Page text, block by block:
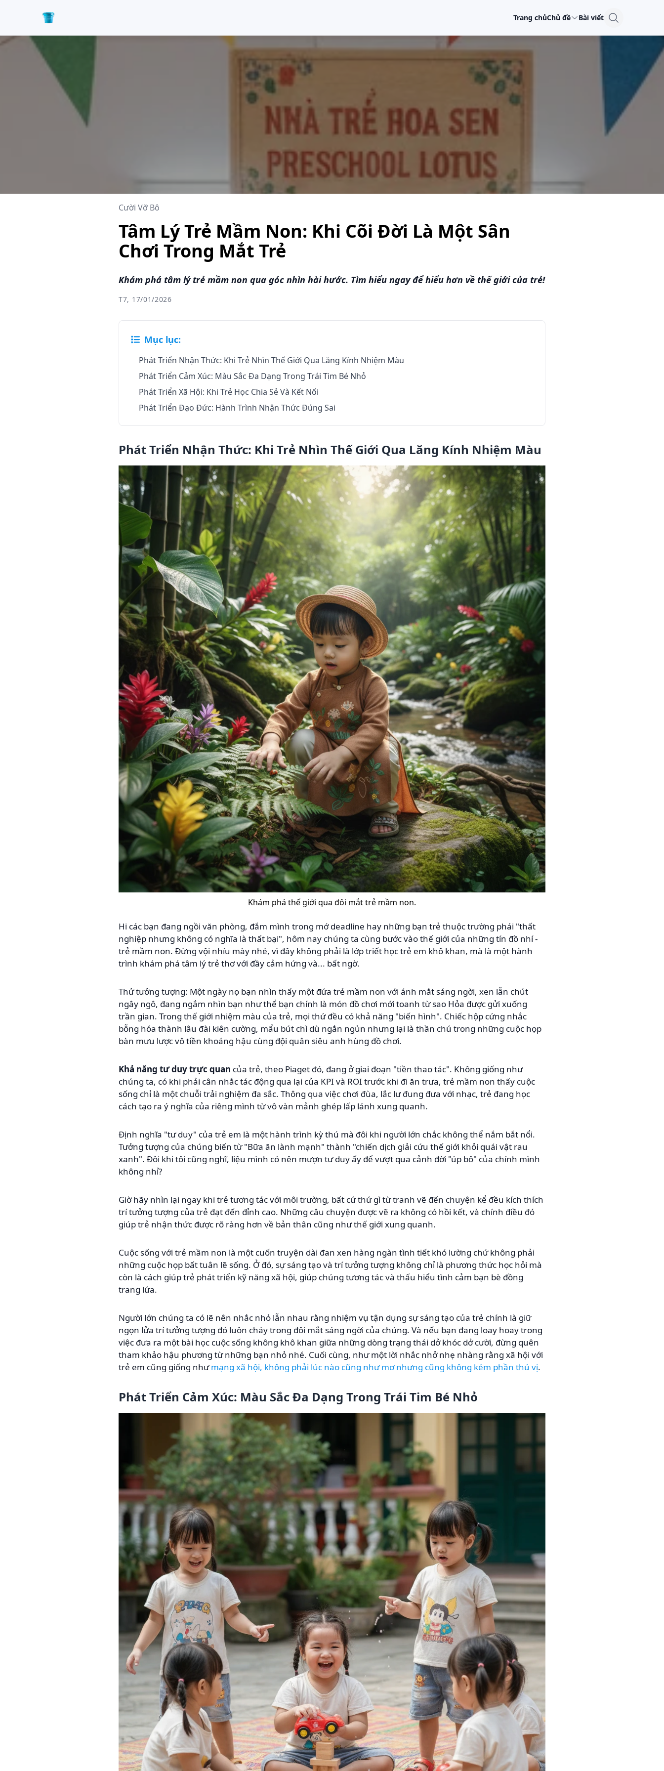
Trang chủChủ đề Bài viết
Cười Vỡ Bô
Tâm Lý Trẻ Mầm Non: Khi Cõi Đời Là Một Sân
Chơi Trong Mắt Trẻ
Khám phá tâm lý trẻ mầm non qua góc nhìn hài hước. Tìm hiểu ngay để hiểu hơn về thế giới của trẻ!
T7, 17/01/2026
Mục lục:
Phát Triển Nhận Thức: Khi Trẻ Nhìn Thế Giới Qua Lăng Kính Nhiệm Màu
Phát Triển Cảm Xúc: Màu Sắc Đa Dạng Trong Trái Tim Bé Nhỏ
Phát Triển Xã Hội: Khi Trẻ Học Chia Sẻ Và Kết Nối
Phát Triển Đạo Đức: Hành Trình Nhận Thức Đúng Sai
Phát Triển Nhận Thức: Khi Trẻ Nhìn Thế Giới Qua Lăng Kính Nhiệm Màu
Khám phá thế giới qua đôi mắt trẻ mầm non.
Hi các bạn đang ngồi văn phòng, đắm mình trong mớ deadline hay những bạn trẻ thuộc trường phái "thất
nghiệp nhưng không có nghĩa là thất bại", hôm nay chúng ta cùng bước vào thế giới của những tín đồ nhí -
trẻ mầm non. Đừng vội nhíu mày nhé, vì đây không phải là lớp triết học trẻ em khô khan, mà là một hành
trình khám phá tâm lý trẻ thơ với đầy cảm hứng và... bất ngờ.
Thử tưởng tượng: Một ngày nọ bạn nhìn thấy một đứa trẻ mầm non với ánh mắt sáng ngời, xen lẫn chút
ngây ngô, đang ngắm nhìn bạn như thể bạn chính là món đồ chơi mới toanh từ sao Hỏa được gửi xuống
trần gian. Trong thế giới nhiệm màu của trẻ, mọi thứ đều có khả năng "biến hình". Chiếc hộp cứng nhắc
bỗng hóa thành lâu đài kiên cường, mẩu bút chì dù ngắn ngủn nhưng lại là thần chú trong những cuộc họp
bàn mưu lược vô tiền khoáng hậu cùng đội quân siêu anh hùng đồ chơi.
Khả năng tư duy trực quan của trẻ, theo Piaget đó, đang ở giai đoạn "tiền thao tác". Không giống như
chúng ta, có khi phải cân nhắc tác động qua lại của KPI và ROI trước khi đi ăn trưa, trẻ mầm non thấy cuộc
sống chỉ là một chuỗi trải nghiệm đa sắc. Thông qua việc chơi đùa, lắc lư đung đưa với nhạc, trẻ đang học
cách tạo ra ý nghĩa của riêng mình từ vô vàn mảnh ghép lấp lánh xung quanh.
Định nghĩa "tư duy" của trẻ em là một hành trình kỳ thú mà đôi khi người lớn chắc không thể nắm bắt nổi.
Tưởng tượng của chúng biến từ "Bữa ăn lành mạnh" thành "chiến dịch giải cứu thế giới khỏi quái vật rau
xanh". Đôi khi tôi cũng nghĩ, liệu mình có nên mượn tư duy ấy để vượt qua cảnh đời "úp bô" của chính mình
không nhỉ?
Giờ hãy nhìn lại ngay khi trẻ tương tác với môi trường, bất cứ thứ gì từ tranh vẽ đến chuyện kể đều kích thích
trí tưởng tượng của trẻ đạt đến đỉnh cao. Những câu chuyện được vẽ ra không có hồi kết, và chính điều đó
giúp trẻ nhận thức được rõ ràng hơn về bản thân cũng như thế giới xung quanh.
Cuộc sống với trẻ mầm non là một cuốn truyện dài đan xen hàng ngàn tình tiết khó lường chứ không phải
những cuộc họp bất tuân lẽ sống. Ở đó, sự sáng tạo và trí tưởng tượng không chỉ là phương thức học hỏi mà
còn là cách giúp trẻ phát triển kỹ năng xã hội, giúp chúng tương tác và thấu hiểu tình cảm bạn bè đồng
trang lứa.
Người lớn chúng ta có lẽ nên nhắc nhỏ lẫn nhau rằng nhiệm vụ tận dụng sự sáng tạo của trẻ chính là giữ
ngọn lửa trí tưởng tượng đó luôn cháy trong đôi mắt sáng ngời của chúng. Và nếu bạn đang loay hoay trong
việc đưa ra một bài học cuộc sống không khô khan giữa những dòng trạng thái dở khóc dở cười, đừng quên
tham khảo hậu phương từ những bạn nhỏ nhé. Cuối cùng, như một lời nhắc nhở nhẹ nhàng rằng xã hội với
trẻ em cũng giống nhưmạng xã hội, không phải lúc nào cũng như mơ nhưng cũng không kém phần thú vị.
Phát Triển Cảm Xúc: Màu Sắc Đa Dạng Trong Trái Tim Bé Nhỏ